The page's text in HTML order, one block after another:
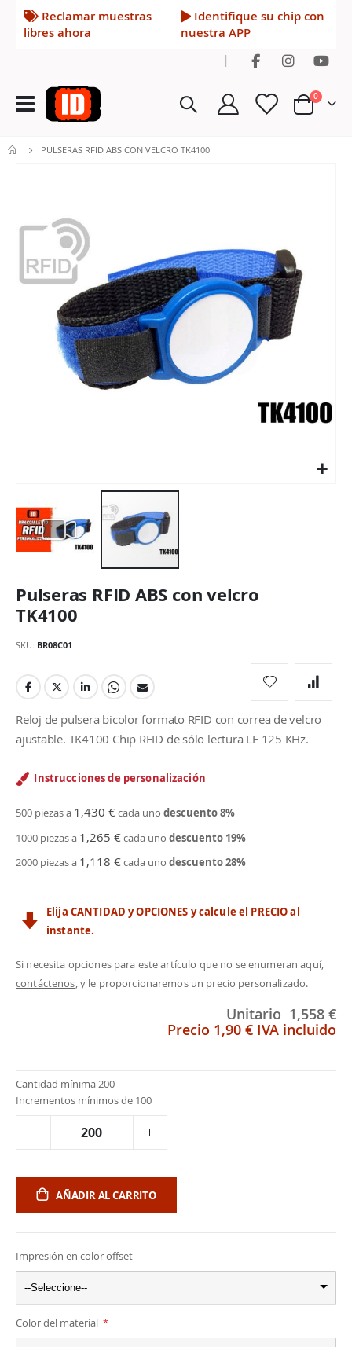
Reclamar muestras
libres ahora
Identifique su chip con
nuestra APP
|
Toggle
Nav Cart
0artículos
PULSERAS RFID ABS CON VELCRO TK4100
imágenes
al
comienzo
de
la
de
imágenes
Pulseras RFID ABS con velcro
TK4100
SKU BR08C01
Reloj de pulsera bicolor formato RFID con correa de velcro
ajustable. TK4100 Chip RFID de sólo lectura LF 125 KHz.
Instrucciones de personalización
500 piezas a 1,430 €cada uno descuento8%
1000 piezas a 1,265 €cada uno descuento 19%
2000 piezas a 1,118 €cada uno descuento28%
Elija CANTIDAD y OPCIONES y calcule el PRECIO al
instante.
Si necesita opciones para este artículo que no se enumeran aquí,
contáctenos, y le proporcionaremos un precio personalizado.
Unitario 1,558 €
Precio 1,90 € IVA incluido
Cantidad mínima 200
Incrementos mínimos de 100
AÑADIR AL CARRITO
Impresión en color offset
--Seleccione--
Color del material